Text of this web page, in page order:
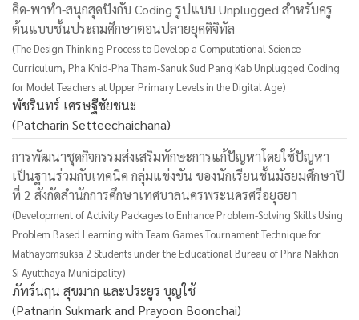
คิด-พาทำ-สนุกสุดปังกับ Coding รูปแบบ Unplugged สำหรับครู
ต้นแบบชั้นประถมศึกษาตอนปลายยุคดิจิทัล
(The Design Thinking Process to Develop a Computational Science
Curriculum, Pha Khid-Pha Tham-Sanuk Sud Pang Kab Unplugged Coding
for Model Teachers at Upper Primary Levels in the Digital Age)
พัชรินทร์ เศรษฐีชัยชนะ
(Patcharin Setteechaichana)
การพัฒนาชุดกิจกรรมส่งเสริมทักษะการแก้ปัญหาโดยใช้ปัญหา
เป็นฐานร่วมกับเทคนิค กลุ่มแข่งขัน ของนักเรียนชั้นมัธยมศึกษาปี
ที่ 2 สังกัดสำนักการศึกษาเทศบาลนครพระนครศรีอยุธยา
(Development of Activity Packages to Enhance Problem-Solving Skills Using
Problem Based Learning with Team Games Tournament Technique for
Mathayomsuksa 2 Students under the Educational Bureau of Phra Nakhon
Si Ayutthaya Municipality)
ภัทร์นฤน สุขมาก และประยูร บุญใช้
(Patnarin Sukmark and Prayoon Boonchai)